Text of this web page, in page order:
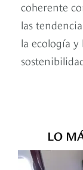
coherente
las
la ecología y
LO